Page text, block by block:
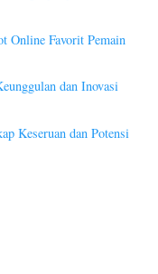
Online Favorit Pemain
dan Inovasi
Keseruan dan Potensi